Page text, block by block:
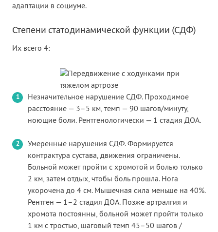
адаптации в социуме.
Степени статодинамической функции (СДФ)
Их всего 4:
Незначительное нарушение СДФ. Проходимое
расстояние — 3–5 км, темп — 90 шагов/минуту,
ноющие боли. Рентгенологически — 1 стадия ДОА.
Умеренные нарушения СДФ. Формируется
контрактура сустава, движения ограничены.
Больной может пройти с хромотой и болью только
2 км, затем отдых, чтобы боль прошла. Нога
укорочена до 4 см. Мышечная сила меньше на 40%.
Рентген — 1–2 стадия ДОА. Позже артралгия и
хромота постоянны, больной может пройти только
1 км с тростью, шаговый темп 45–50 шагов /